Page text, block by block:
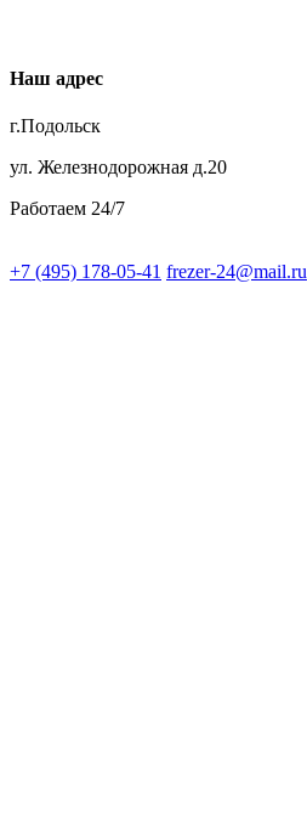
Наш адрес
г.Подольск
ул. Железнодорожная д.20
Работаем 24/7
+7 (495) 178-05-41 frezer-24@mail.ru